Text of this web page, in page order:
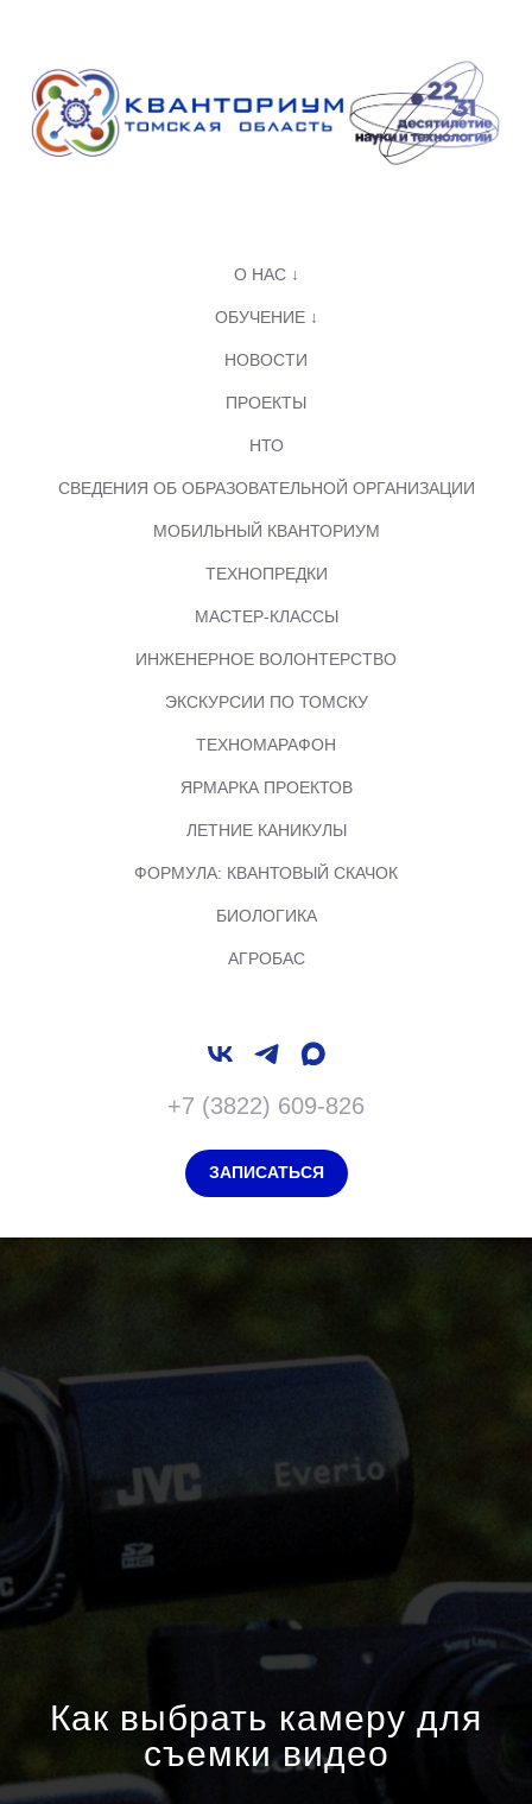
О НАС ↓
ОБУЧЕНИЕ ↓
НОВОСТИ
ПРОЕКТЫ
НТО
СВЕДЕНИЯ ОБ ОБРАЗОВАТЕЛЬНОЙ ОРГАНИЗАЦИИ
МОБИЛЬНЫЙ КВАНТОРИУМ
ТЕХНОПРЕДКИ
МАСТЕР-КЛАССЫ
ИНЖЕНЕРНОЕ ВОЛОНТЕРСТВО
ЭКСКУРСИИ ПО ТОМСКУ
ТЕХНОМАРАФОН
ЯРМАРКА ПРОЕКТОВ
ЛЕТНИЕ КАНИКУЛЫ
ФОРМУЛА: КВАНТОВЫЙ СКАЧОК
БИОЛОГИКА
АГРОБАС
+7 (3822) 609-826
ЗАПИСАТЬСЯ
Как выбрать камеру для
съемки видео